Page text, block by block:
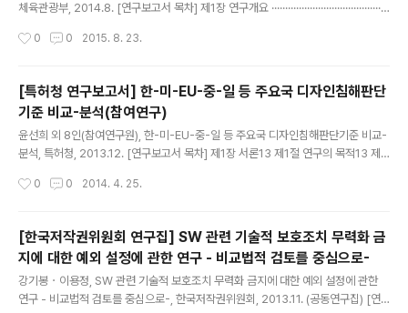
체육관광부, 2014.8. [연구보고서 목차] 제1장 연구개요 ···········································
····························································· 1 1. 연구의 배경 ···············································
0 0 2015. 8. 23.
[특허청 연구보고서] 한-미-EU-중-일 등 주요국 디자인침해판단
기준 비교-분석(참여연구)
윤선희 외 8인(참여연구원), 한-미-EU-중-일 등 주요국 디자인침해판단기준 비교-
분석, 특허청, 2013.12. [연구보고서 목차] 제1장 서론13 제1절 연구의 목적13 제2
의 디자인 보호 체계19 제2절 TM5의 디자인 성립요건 및 등록요건32 제3절 디자
81 제1절 한국의 디자인 침해판단81 제2절 중국의 디자인 침해판단154 제3절 일
본의 디자인 침해판단183 제4절 EU의 디자인 침해판단218 제5절 미국의 디자인
침해판단238 제4장 TM5의 디자인침해판단의 비교266 제1절 서266 제2절 법
규266 제3절 권리범위269 ..
0 0 2014. 4. 25.
[한국저작권위원회 연구집] SW 관련 기술적 보호조치 무력화 금
지에 대한 예외 설정에 관한 연구 - 비교법적 검토를 중심으로-
강기봉・이용정, SW 관련 기술적 보호조치 무력화 금지에 대한 예외 설정에 관한
연구 - 비교법적 검토를 중심으로-, 한국저작권위원회, 2013.11. (공동연구집) [연